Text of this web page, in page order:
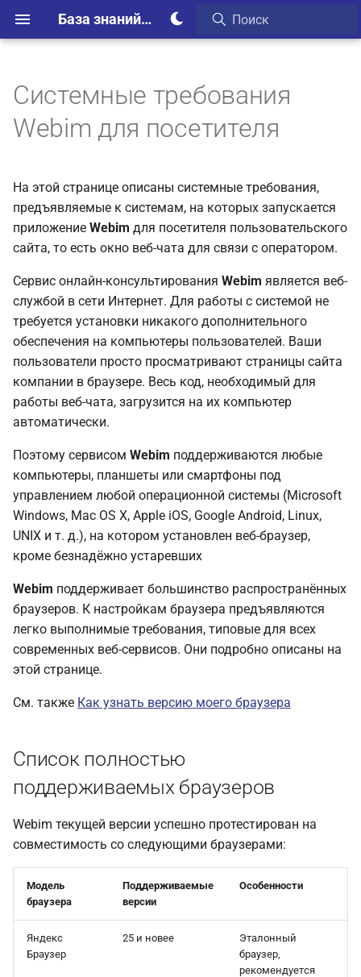
База знаний Webim
Список полностью
поддерживаемых
Список частично
поддерживаемых
браузеров
браузера
Системные требования
Webim для посетителя
На этой странице описаны системные требования,
предъявляемые к системам, на которых запускается
приложение Webim для посетителя пользовательского
сайта, то есть окно веб-чата для связи с оператором.
Сервис онлайн-консультирования Webim является веб-
службой в сети Интернет. Для работы с системой не
требуется установки никакого дополнительного
обеспечения на компьютеры пользователей. Ваши
пользователи просто просматривают страницы сайта
компании в браузере. Весь код, необходимый для
работы веб-чата, загрузится на их компьютер
автоматически.
Поэтому сервисом Webim поддерживаются любые
компьютеры, планшеты или смартфоны под
управлением любой операционной системы (Microsoft
Windows, Mac OS X, Apple iOS, Google Android, Linux,
UNIX и т. д.), на котором установлен веб-браузер,
кроме безнадёжно устаревших
Webim поддерживает большинство распространённых
браузеров. К настройкам браузера предъявляются
легко выполнимые требования, типовые для всех
современных веб-сервисов. Они подробно описаны на
этой странице.
См. также Как узнать версию моего браузера
Список полностью
поддерживаемых браузеров
Webim текущей версии успешно протестирован на
совместимость со следующими браузерами:
Модель
браузера
Поддерживаемые
версии
Особенности
Яндекс
Браузер
25 и новее
Эталонный
браузер,
рекомендуется